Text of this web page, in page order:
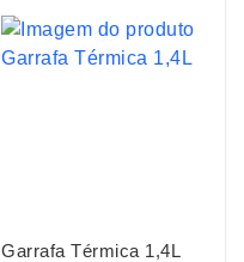
Garrafa Térmica 1,4L